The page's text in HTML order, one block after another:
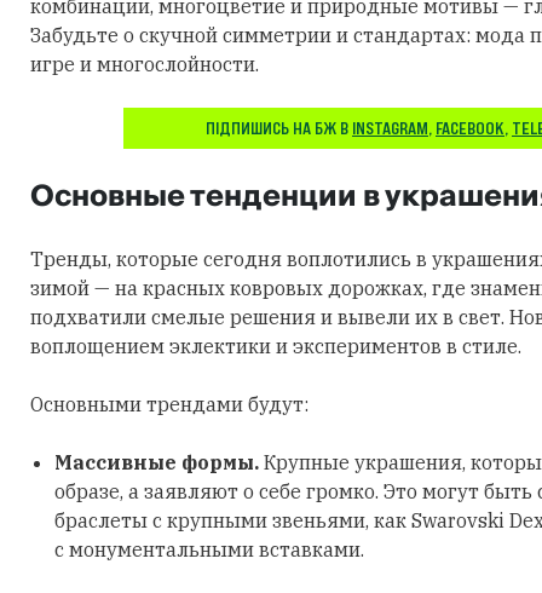
комбинации, многоцветие и природные мотивы —
Забудьте о скучной симметрии и стандартах: мода
игре и многослойности.
ПІДПИШИСЬ НА БЖ В INSTAGRAM, FACEBOOK,
Основные тенденции в
Тренды, которые сегодня воплотились в
зимой — на красных ковровых дорожках, где
подхватили смелые решения и вывели их в свет.
воплощением эклектики и экспериментов в стиле.
Основными трендами будут:
Массивные формы. Крупные украшения,
образе, а заявляют о себе громко. Это могут быть
браслеты с крупными звеньями, как Swarovski
с монументальными вставками.